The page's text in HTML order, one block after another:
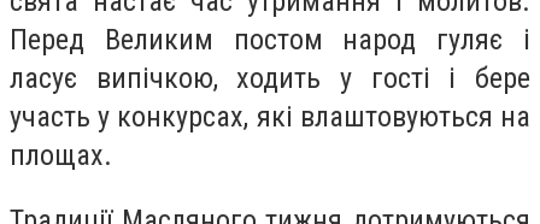
Перед Великим постом народ гуляє і
ласує випічкою, ходить у гості і бере
участь у конкурсах, які влаштовуються на
площах.